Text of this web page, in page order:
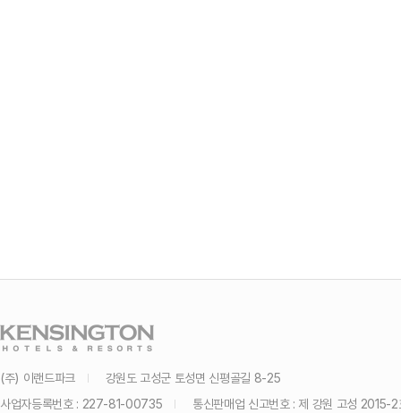
(주) 이랜드파크
강원도 고성군 토성면 신평골길 8-25
사업자등록번호 : 227-81-00735
통신판매업 신고번호 : 제 강원 고성 2015-2